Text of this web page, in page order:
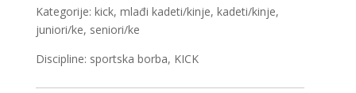
Kategorije: kick, mlađi kadeti/kinje, kadeti/kinje,
juniori/ke, seniori/ke
Discipline: sportska borba, KICK